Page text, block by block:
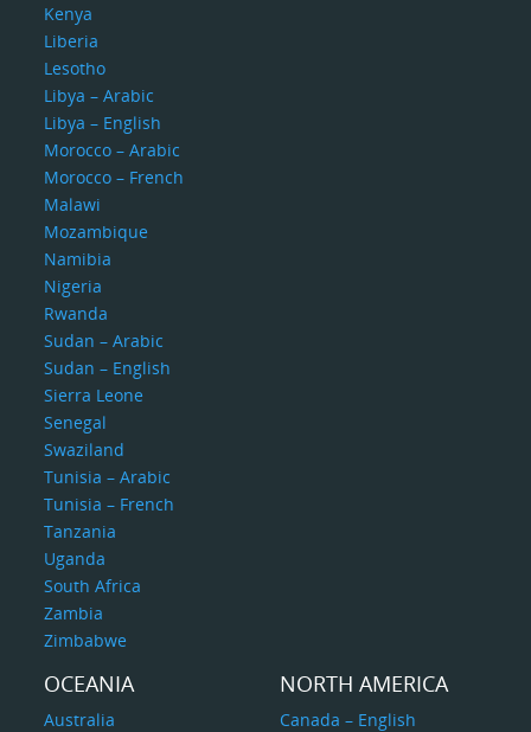
Kenya
Liberia
Lesotho
Libya – Arabic
Libya – English
Morocco – Arabic
Morocco – French
Malawi
Mozambique
Namibia
Nigeria
Rwanda
Sudan – Arabic
Sudan – English
Sierra Leone
Senegal
Swaziland
Tunisia – Arabic
Tunisia – French
Tanzania
Uganda
South Africa
Zambia
Zimbabwe
OCEANIA
Australia
NORTH AMERICA
Canada – English